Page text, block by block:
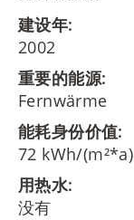
建设年:
2002
重要的能源:
Fernwärme
能耗身份价值:
72 kWh/(m²*a)
用热水:
没有